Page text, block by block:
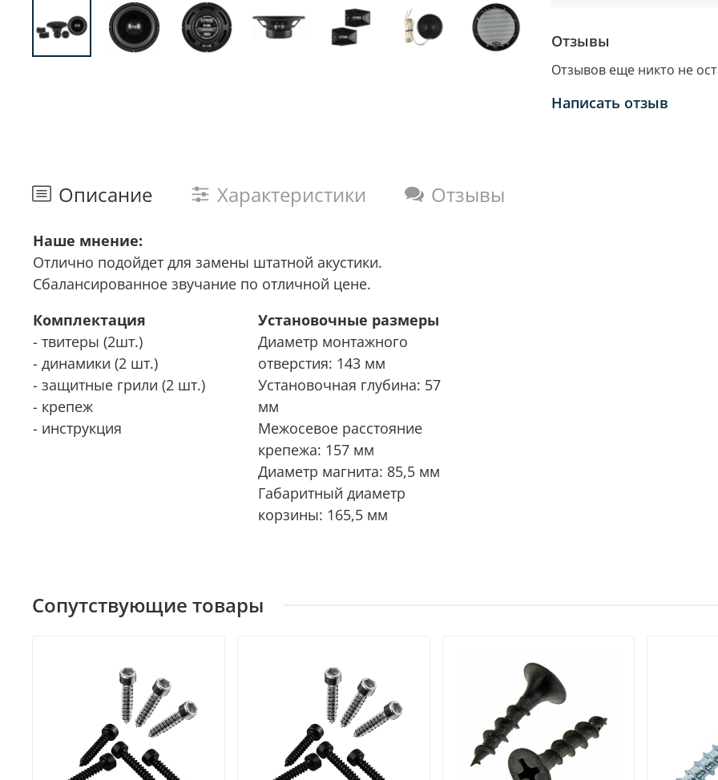
Отзывы
Отзывов еще никто не
Написать отзыв
Описание Характеристики Отзывы
Наше мнение:
Отлично подойдет для замены штатной акустики.
Сбалансированное звучание по отличной цене.
Комплектация
- твитеры (2шт.)
- динамики (2 шт.)
- защитные грили (2 шт.)
- крепеж
- инструкция
Установочные размеры
Диаметр монтажного
отверстия: 143 мм
Установочная глубина: 57
мм
Межосевое расстояние
крепежа: 157 мм
Диаметр магнита: 85,5 мм
Габаритный диаметр
корзины: 165,5 мм
Сопутствующие товары